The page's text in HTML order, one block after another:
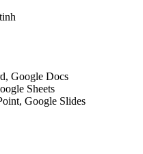
Google Docs
Sheets
Google Slides